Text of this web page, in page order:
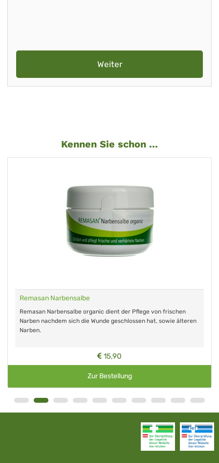
Weiter
Kennen Sie schon ...
Remasan Narbensalbe
Remasan Narbensalbe organic dient der Pflege von frischen
Narben nachdem sich die Wunde geschlossen hat, sowie älteren
Narben.
15,90
Zur Bestellung